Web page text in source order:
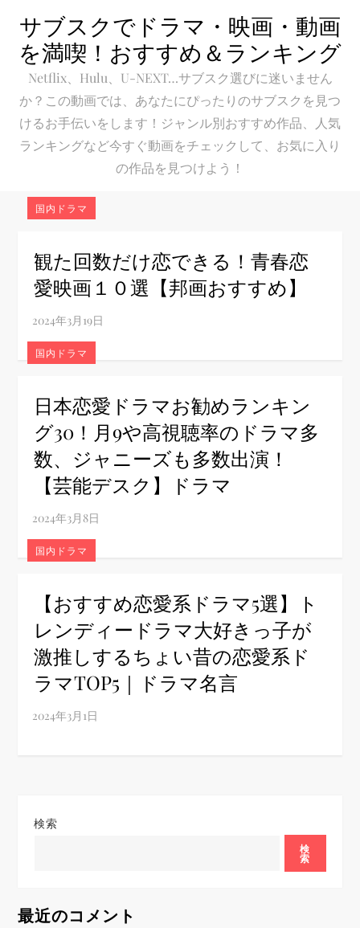
content
サブスクでドラマ・映画・動画
を満喫！おすすめ＆ランキング
Netflix、Hulu、U-NEXT…サブスク選びに迷いません
か？この動画では、あなたにぴったりのサブスクを見つ
けるお手伝いをします！ジャンル別おすすめ作品、人気
ランキングなど今すぐ動画をチェックして、お気に入り
の作品を見つけよう！
国内ドラマ
観た回数だけ恋できる！青春恋
愛映画１０選【邦画おすすめ】
国内ドラマ
日本恋愛ドラマお勧めランキン
グ30！月9や高視聴率のドラマ多
数、ジャニーズも多数出演！
【芸能デスク】ドラマ
国内ドラマ
【おすすめ恋愛系ドラマ5選】ト
レンディードラマ大好きっ子が
激推しするちょい昔の恋愛系ド
ラマTOP5｜ドラマ名言
検索
検
索
最近のコメント